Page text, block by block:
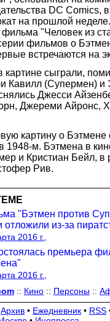
DC Comics,
на прошлой
"Человек из
фильмов о
встречаются на
картине сыграли,
Кавилл (Супермен)
Джесси
Джереми Айронс,
картину о Бэтмене
1948-м. Бэтмена в
и Кристиан Бейл,
Рив.
"Бэтмен против
отложили из-за
2016 г.,
премьера
2016 г.,
:: Кино :: Персоны ::
Архив • Ежедневник • RSS